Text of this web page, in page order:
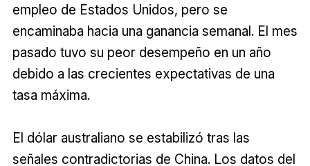
empleo de Estados Unidos, pero se
encaminaba hacia una ganancia semanal. El mes
pasado tuvo su peor desempeño en un año
debido a las crecientes expectativas de una
tasa máxima.
El dólar australiano se estabilizó tras las
señales contradictorias de China. Los datos del